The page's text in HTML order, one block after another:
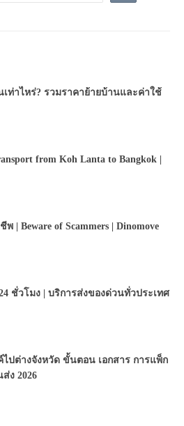
เท่าไหร่? รวมราคาย้ายบ้านและค่าใช้
from Koh Lanta to Bangkok |
| Beware of Scammers | Dinomove
ชั่วโมง | บริการส่งของด่วนทั่วประเทศ
ไปต่างจังหวัด ขั้นตอน เอกสาร การแพ็ก
ง 2026